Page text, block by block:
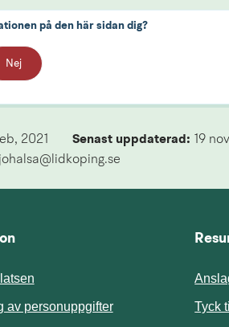
på den här sidan dig?
Nej
2021 Senast uppdaterad: 19
av personuppgifter Tyck